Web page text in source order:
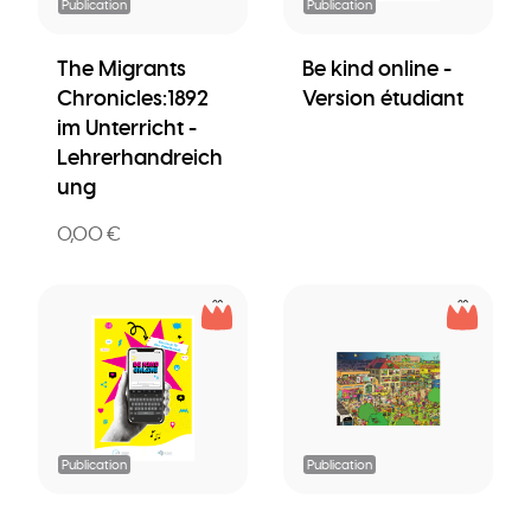
Publication
The Migrants
Chronicles:1892
im Unterricht -
Lehrerhandreich
ung
0,00 €
Publication
Be kind online -
Version étudiant
Publication Publication